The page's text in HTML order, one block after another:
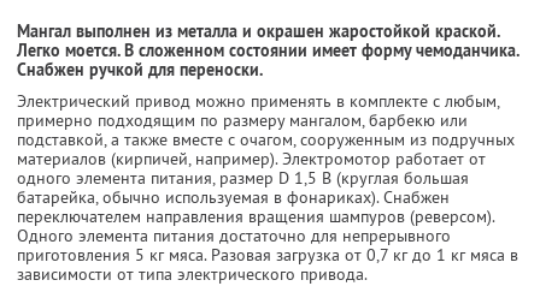
Мангал выполнен из металла и окрашен жаростойкой краской.
Легко моется. В сложенном состоянии имеет форму чемоданчика.
Снабжен ручкой для переноски.
Электрический привод можно применять в комплекте с любым,
примерно подходящим по размеру мангалом, барбекю или
подставкой, а также вместе с очагом, сооруженным из подручных
материалов (кирпичей, например). Электромотор работает от
одного элемента питания, размер D 1,5 В (круглая большая
батарейка, обычно используемая в фонариках). Снабжен
переключателем направления вращения шампуров (реверсом).
Одного элемента питания достаточно для непрерывного
приготовления 5 кг мяса. Разовая загрузка от 0,7 кг до 1 кг мяса в
зависимости от типа электрического привода.